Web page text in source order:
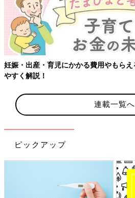
り
連載一覧へ
ピックアップ